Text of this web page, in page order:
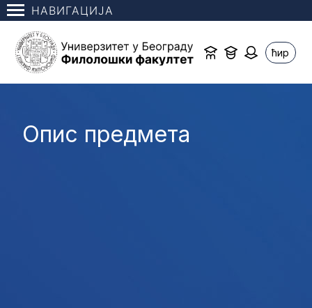
НАВИГАЦИЈА
ћир
Опис предмета